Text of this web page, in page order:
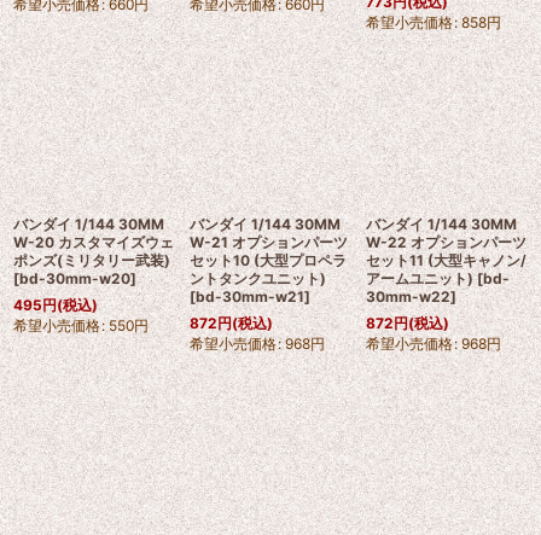
希望小売価格: 660円 希望小売価格: 660円
希望小売価格: 858円
バンダイ 1/144 30MM
W-20 カスタマイズウェ
ポンズ(ミリタリー武装)
[bd-30mm-w20]
495円(税込)
希望小売価格: 550円
バンダイ 1/144 30MM
W-21 オプションパーツ
セット10 (大型プロペラ
ントタンクユニット)
[bd-30mm-w21]
872円(税込)
希望小売価格: 968円
バンダイ 1/144 30MM
W-22 オプションパーツ
セット11 (大型キャノン/
アームユニット) [bd-
30mm-w22]
872円(税込)
希望小売価格: 968円